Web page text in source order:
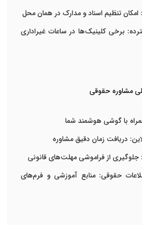
: امکان تنظیم اسناد و مدارک در همان محل
: برخی کلینیک‌ها در ساعات غیراداری
با گوشی هوشمند شما
: دریافت زمان دقیق مشاوره
: جلوگیری از فراموشی مهلت‌های قانونی
حقوقی: منابع آموزشی و فرم‌های